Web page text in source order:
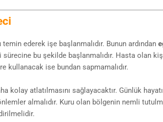
ederek işe başlanmalıdır. Bunun ardından
bu şekilde başlanmalıdır. Hasta olan
kullanacak ise bundan sapmamalıdır.
kolay atlatılmasını sağlayacaktır. Günlük
almalıdır. Kuru olan bölgenin nemli